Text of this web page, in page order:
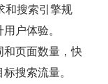
和搜索引擎规
户体验。
页面数量，快
搜索流量。